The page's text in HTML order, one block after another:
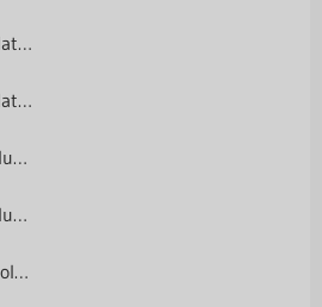
Trapezprofil T18 DR Matt-Grobkörnig 35 µm
Trapezprofil T18 DR Matt-Grobkörnig 35 µm
Trapezprofil T18 DR Aluminium
Trapezprofil T18 DR Aluminium
Trapezprofil T18 DR Holzoptik